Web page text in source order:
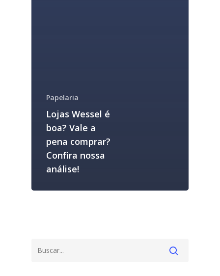
Papelaria
Lojas Wessel é
boa? Vale a
pena comprar?
Confira nossa
análise!